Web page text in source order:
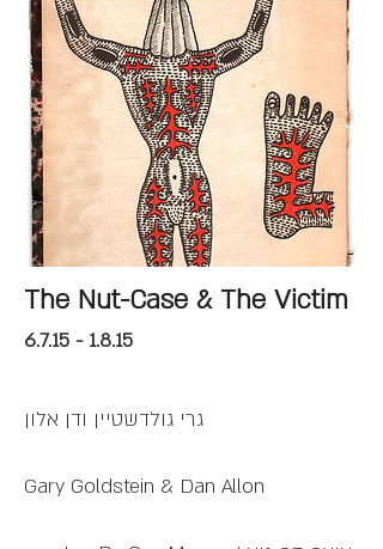
The Nut-Case & The Victim
6.7.15 - 1.8.15
גרי גולדשטיין ודן אלון
Gary Goldstein & Dan Allon